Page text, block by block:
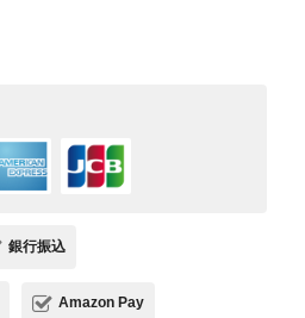
銀行振込
Amazon Pay